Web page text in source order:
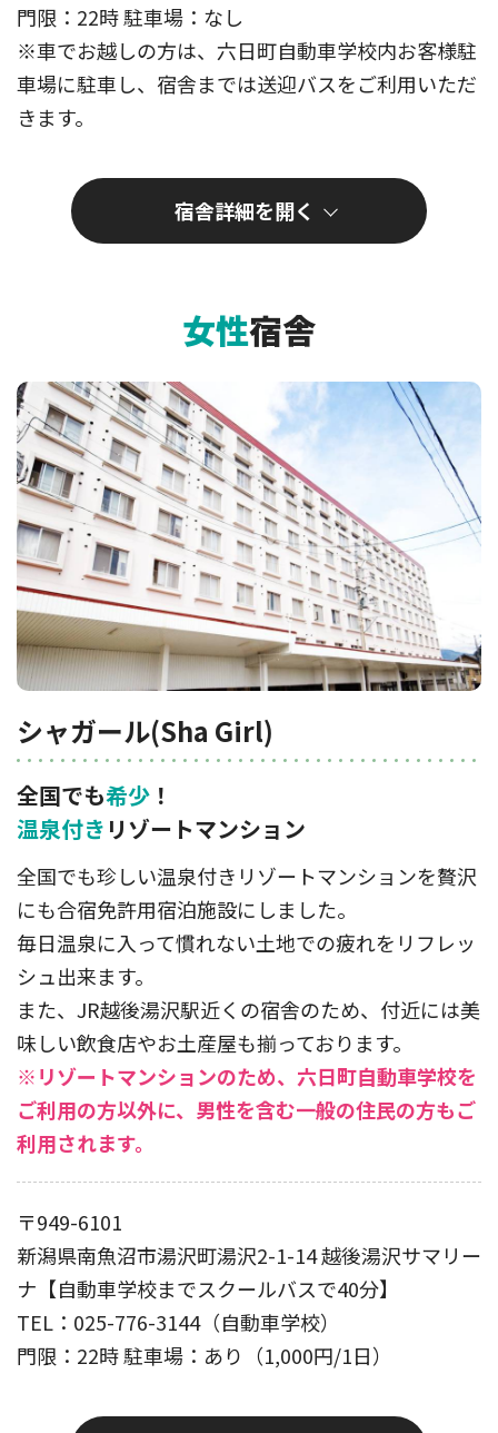
門限：22時 駐車場：なし
※車でお越しの方は、六日町自動車学校内お客様駐
車場に駐車し、宿舎までは送迎バスをご利用いただ
きます。
宿舎詳細
女性宿舎
シャガール(Sha Girl)
全国でも希少 ！
温泉付き リゾートマンション
全国でも珍しい温泉付きリゾートマンションを贅沢
にも合宿免許用宿泊施設にしました。
毎日温泉に入って慣れない土地での疲れをリフレッ
シュ出来ます。
また、JR越後湯沢駅近くの宿舎のため、付近には美
味しい飲食店やお土産屋も揃っております。
※リゾートマンションのため、六日町自動車学校を
ご利用の方以外に、男性を含む一般の住民の方もご
利用されます。
〒949-6101
新潟県南魚沼市湯沢町湯沢2-1-14 越後湯沢サマリー
ナ【自動車学校までスクールバスで40分】
TEL：025-776-3144（自動車学校）
門限：22時 駐車場：あり（1,000円/1日）